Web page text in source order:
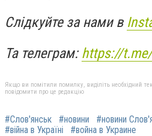
Слідкуйте за нами в
Та телеграм:https://
Якщо ви помітили помилку, виділіть необхідний
повідомити про це редакцію
#Слов'янськ #новини #новини
#війна в Україні
#война в Украине